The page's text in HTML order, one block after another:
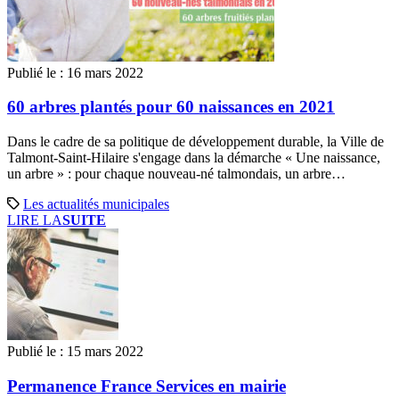
Publié le : 16 mars 2022
60 arbres plantés pour 60 naissances en 2021
Dans le cadre de sa politique de développement durable, la Ville de
Talmont-Saint-Hilaire s'engage dans la démarche « Une naissance,
un arbre » : pour chaque nouveau-né talmondais, un arbre…
Les actualités municipales
LIRE LASUITE
Publié le : 15 mars 2022
Permanence France Services en mairie